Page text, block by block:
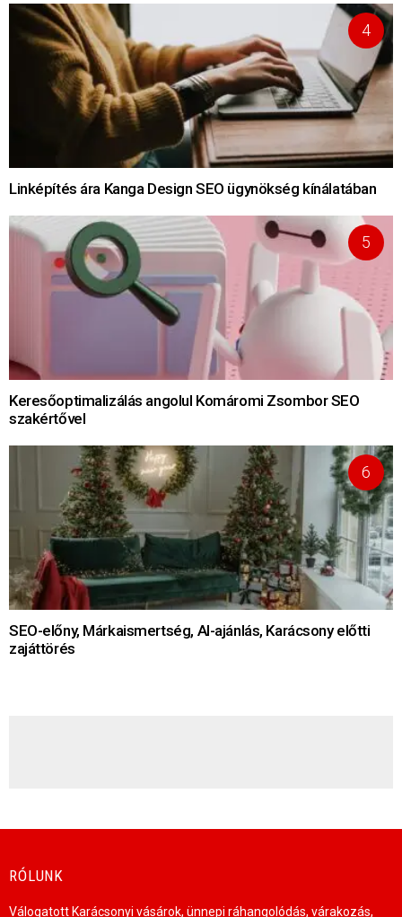
Linképítés ára Kanga Design SEO ügynökség kínálatában
Keresőoptimalizálás angolul Komáromi Zsombor SEO
szakértővel
SEO-előny, Márkaismertség, AI-ajánlás, Karácsony előtti
zajáttörés
RÓLUNK
Válogatott Karácsonyi vásárok, ünnepi ráhangolódás, várakozás,